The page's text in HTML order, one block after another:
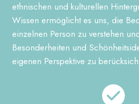
ethnischen und kulturellen
Wissen ermöglicht es uns, die
einzelnen Person zu verstehen
Besonderheiten und
eigenen Perspektive zu